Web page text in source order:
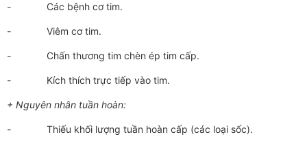
- Các bệnh cơ tim.
- Viêm cơ tim.
- Chấn thương tim chèn ép tim cấp.
- Kích thích trực tiếp vào tim.
+ Nguyên nhân tuần hoàn:
- Thiếu khối lượng tuần hoàn cấp (các loại sốc).